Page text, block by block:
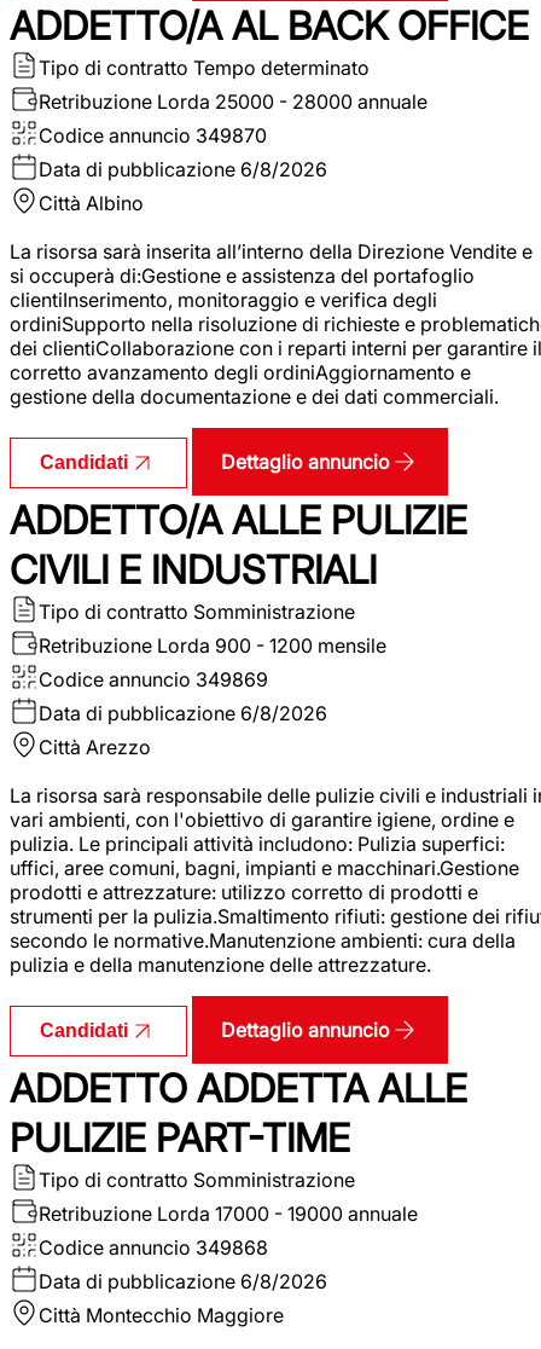
ADDETTO/A AL BACK OFFICE
Tipo di contratto Tempo determinato
Retribuzione Lorda 25000 - 28000 annuale
Codice annuncio 349870
Data di pubblicazione 6/8/2026
Città Albino
La risorsa sarà inserita all’interno della Direzione Vendite e
si occuperà di:Gestione e assistenza del portafoglio
clientiInserimento, monitoraggio e verifica degli
ordiniSupporto nella risoluzione di richieste e
dei clientiCollaborazione con i reparti interni per garantire il
corretto avanzamento degli ordiniAggiornamento e
gestione della documentazione e dei dati commerciali.
Candidati Dettaglio annuncio
ADDETTO/A ALLE PULIZIE
CIVILI E INDUSTRIALI
Tipo di contratto Somministrazione
Retribuzione Lorda 900 - 1200 mensile
Codice annuncio 349869
Data di pubblicazione 6/8/2026
Città Arezzo
La risorsa sarà responsabile delle pulizie civili e industriali
vari ambienti, con l'obiettivo di garantire igiene, ordine e
pulizia. Le principali attività includono: Pulizia superfici:
uffici, aree comuni, bagni, impianti e macchinari.Gestione
prodotti e attrezzature: utilizzo corretto di prodotti e
strumenti per la pulizia.Smaltimento rifiuti: gestione dei
secondo le normative.Manutenzione ambienti: cura della
pulizia e della manutenzione delle attrezzature.
Candidati Dettaglio annuncio
ADDETTO ADDETTA ALLE
PULIZIE PART-TIME
Tipo di contratto Somministrazione
Retribuzione Lorda 17000 - 19000 annuale
Codice annuncio 349868
Data di pubblicazione 6/8/2026
Città Montecchio Maggiore